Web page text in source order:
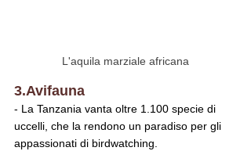
L'aquila marziale africana
3.Avifauna
- La Tanzania vanta oltre 1.100 specie di
uccelli, che la rendono un paradiso per gli
appassionati di birdwatching.